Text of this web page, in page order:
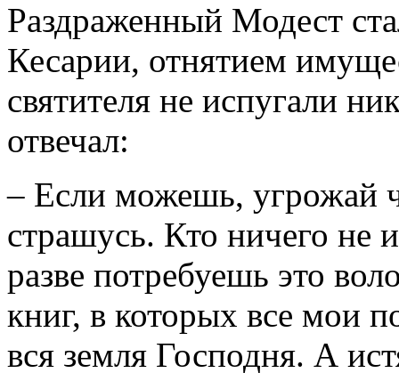
Раздраженный Модест
Кесарии, отнятием
святителя не испугали
отвечал:
– Если можешь, угрожай
страшусь. Кто ничего не
разве потребуешь это
книг, в которых все мои
вся земля Господня. А